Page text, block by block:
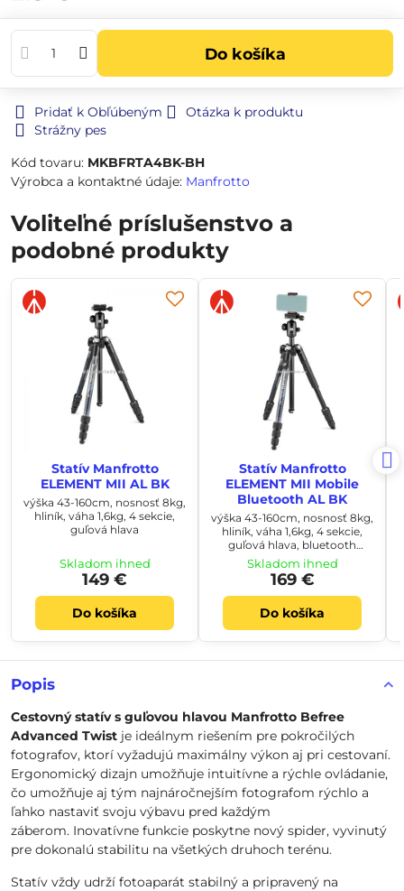
Do košíka
Pridať k Obľúbeným
Otázka k produktu
Strážny pes
Kód tovaru: MKBFRTA4BK-BH
Výrobca a kontaktné údaje: Manfrotto
Popis
Cestovný statív s guľovou hlavou Manfrotto Befree
Advanced Twist je ideálnym riešením pre pokročilých
fotografov, ktorí vyžadujú maximálny výkon aj pri cestovaní.
Ergonomický dizajn umožňuje intuitívne a rýchle ovládanie,
čo umožňuje aj tým najnáročnejším fotografom rýchlo a
ľahko nastaviť svoju výbavu pred každým
záberom. Inovatívne funkcie poskytne nový spider, vyvinutý
pre dokonalú stabilitu na všetkých druhoch terénu.
Statív vždy udrží fotoaparát stabilný a pripravený na
Voliteľné príslušenstvo a
podobné produkty
Statív Manfrotto
ELEMENT MII AL BK
výška 43-160cm, nosnosť 8kg,
hliník, váha 1,6kg, 4 sekcie,
guľová hlava
Skladom ihneď
149 €
Do košíka
Statív Manfrotto
ELEMENT MII Mobile
Bluetooth AL BK
výška 43-160cm, nosnosť 8kg,
hliník, váha 1,6kg, 4 sekcie,
guľová hlava, bluetooth
ovládač, držiak mobilu max
šírka 8,4cm
Skladom ihneď
169 €
Do košíka